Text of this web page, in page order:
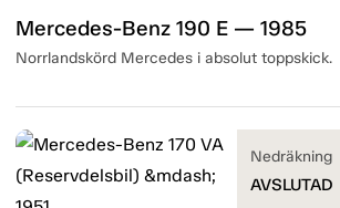
Mercedes-Benz 190 E — 1985
Norrlandskörd Mercedes i absolut toppskick.
Nedräkning
AVSLUTAD